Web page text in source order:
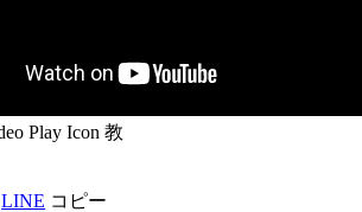
教
LINE コピー